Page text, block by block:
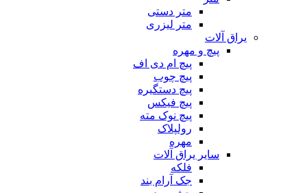
متر دستی
متر لیزری
یراق آلات
پیچ و مهره
پیچ ام دی اف
پیچ چوب
پیچ دستگیره
پیچ فیکس
پیچ نوک مته
رولپلاک
مهره
سایر یراق آلات
فلکه
جک آرام بند